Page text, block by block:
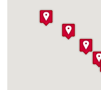
культуре, архитектуре и
Кроме того, вы сможете
кухней в приятных
превосходные